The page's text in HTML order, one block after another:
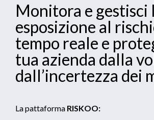
Monitora e gestisci
esposizione al
tempo reale e
tua azienda dalla
dall’incertezza dei
La pattaforma RISKOO: